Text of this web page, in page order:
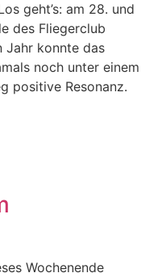
geht’s: am 28. und
des Fliegerclub
Jahr konnte das
noch unter einem
positive Resonanz.
Wochenende